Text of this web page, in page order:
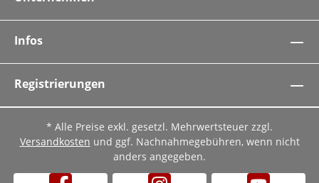
Infos
Registrierungen
* Alle Preise exkl. gesetzl. Mehrwertsteuer zzgl.
Versandkosten und ggf. Nachnahmegebühren, wenn nicht
anders angegeben.